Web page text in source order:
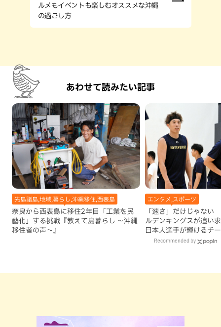
ルメもイベントも楽しむオススメな沖縄
の過ごし方
あわせて読みたい記事
先島諸島,地域,暮らし,沖縄移住,西表島
奈良から西表島に移住2年目「工業を民
藝化」する挑戦『教えて島暮らし 〜沖縄
移住者の声〜』
エンタメ,スポーツ
「速さ」だけじゃない
ルデンキングスが追い
日本人選手が輝けるチ
Recommended by